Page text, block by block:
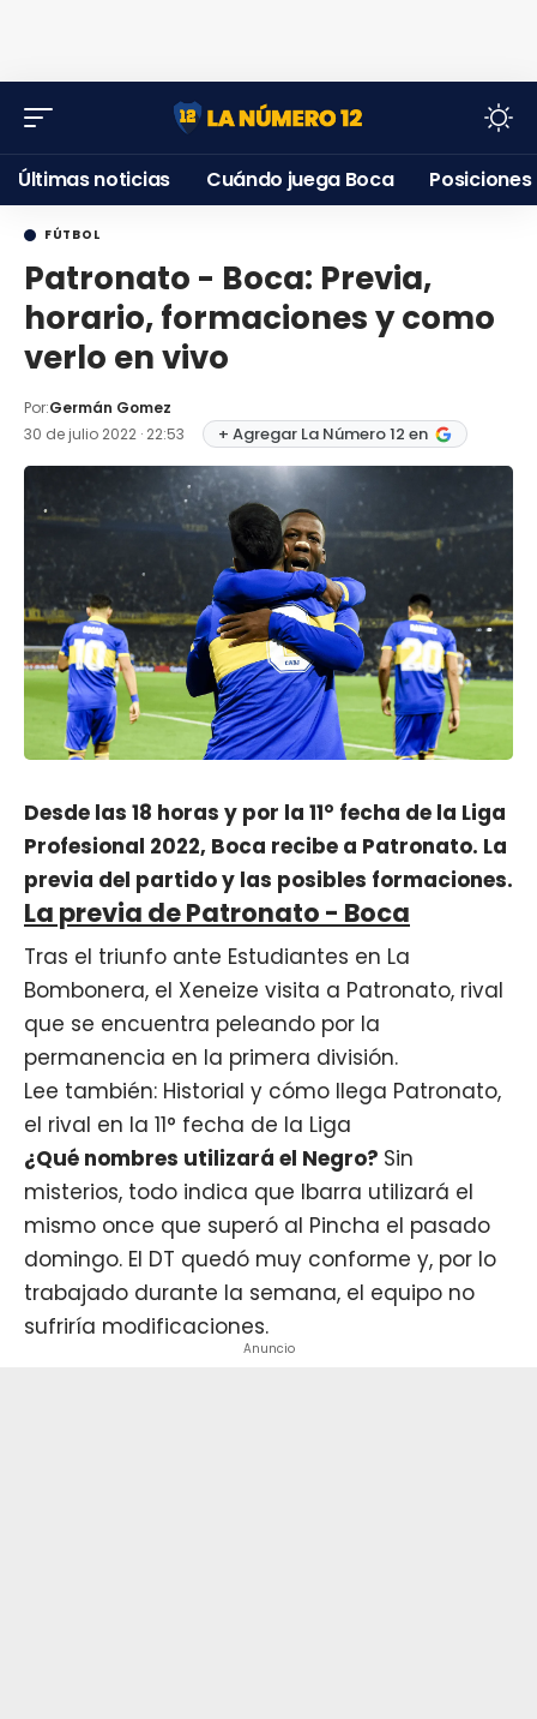
Últimas noticias Cuándo juega Boca Posiciones
FÚTBOL
Patronato - Boca: Previa,
horario, formaciones y como
verlo en vivo
Por:Germán Gomez
30 de julio 2022 · 22:53
+ Agregar La Número 12 en
Desde las 18 horas y por la 11° fecha de la Liga
Profesional 2022, Boca recibe a Patronato. La
previa del partido y las posibles formaciones.
La previa de Patronato - Boca
Tras el triunfo ante Estudiantes en La
Bombonera, el Xeneize visita a Patronato, rival
que se encuentra peleando por la
permanencia en la primera división.
Lee también: Historial y cómo llega Patronato,
el rival en la 11° fecha de la Liga
¿Qué nombres utilizará el Negro? Sin
misterios, todo indica que Ibarra utilizará el
mismo once que superó al Pincha el pasado
domingo. El DT quedó muy conforme y, por lo
trabajado durante la semana, el equipo no
sufriría modificaciones.
Anuncio